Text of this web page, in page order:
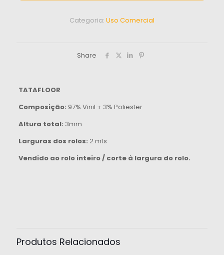
Categoria: Uso Comercial
Share
TATAFLOOR
Composição: 97% Vinil + 3% Poliester
Altura total: 3mm
Larguras dos rolos: 2 mts
Vendido ao rolo inteiro / corte à largura do rolo.
Produtos Relacionados